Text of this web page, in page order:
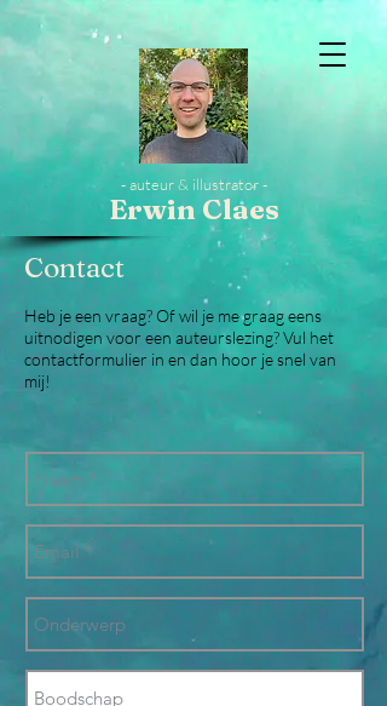
- auteur & illustrator -
Erwin Claes
Contact
Heb je een vraag? Of wil je me graag eens
uitnodigen voor een auteurslezing? Vul het
contactformulier in en dan hoor je snel van
mij!